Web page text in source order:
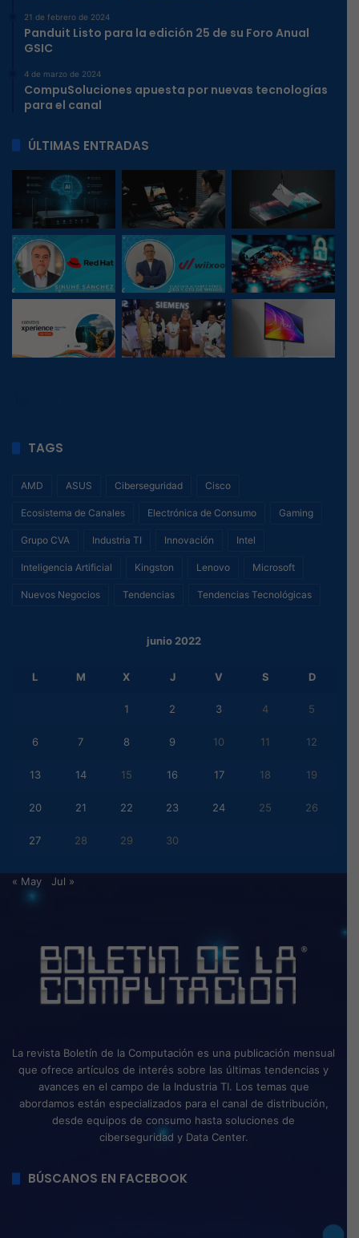
21 de febrero de 2024
Panduit Listo para la edición 25 de su Foro Anual
GSIC
4 de marzo de 2024
CompuSoluciones apuesta por nuevas tecnologías
para el canal
ÚLTIMAS ENTRADAS
TAGS
AMD ASUS Ciberseguridad Cisco
Ecosistema de Canales Electrónica de Consumo Gaming
Grupo CVA Industria TI Innovación Intel
Inteligencia Artificial Kingston Lenovo Microsoft
Nuevos Negocios Tendencias Tendencias Tecnológicas
junio 2022
L M X J V S D
1 2 3 4 5
6 7 8 9 10 11 12
13 14 15 16 17 18 19
20 21 22 23 24 25 26
27 28 29 30
« May Jul »
La revista Boletín de la Computación es una publicación mensual
que ofrece artículos de interés sobre las últimas tendencias y
avances en el campo de la Industria TI. Los temas que
abordamos están especializados para el canal de distribución,
desde equipos de consumo hasta soluciones de
ciberseguridad y Data Center.
BÚSCANOS EN FACEBOOK